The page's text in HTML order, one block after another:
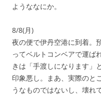
ようななにか。
8/8(月)
夜の便で伊丹空港に到着。
ってベルトコンベアで運ば
きは「手渡しになります」
印象悪し。まあ、実際のと
うなものではないし、壊れ